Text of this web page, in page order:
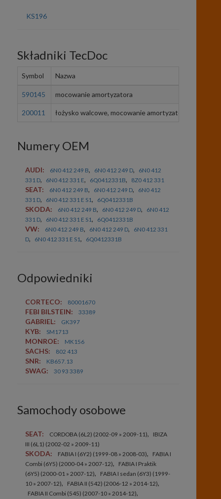
KS196
Składniki TecDoc
Symbol Nazwa
590145 mocowanie amortyzatora
200011 łożysko walcowe, mocowanie amortyzatora
Numery OEM
AUDI: 6N0 412 249 B, 6N0 412 249 D,
6N0 412
331 D, 6N0 412 331 E, 6Q0412331B, 8Z0 412 331
SEAT: 6N0 412 249 B, 6N0 412 249 D,
6N0 412
331 D, 6N0 412 331 E S1, 6Q0412331B
SKODA: 6N0 412 249 B, 6N0 412 249 D,
6N0 412
331 D, 6N0 412 331 E S1, 6Q0412331B
VW: 6N0 412 249 B, 6N0 412 249 D,
6N0 412 331
D, 6N0 412 331 E S1, 6Q0412331B
Odpowiedniki
CORTECO: 80001670
FEBI BILSTEIN: 33389
GABRIEL: GK397
KYB: SM1713
MONROE: MK156
SACHS: 802 413
SNR: KB657.13
SWAG: 30 93 3389
Samochody osobowe
SEAT: CORDOBA (6L2) (2002-09 » 2009-11),
IBIZA
III (6L1) (2002-02 » 2009-11)
SKODA: FABIA I (6Y2) (1999-08 » 2008-03),
FABIA I
Combi (6Y5) (2000-04 » 2007-12),
FABIA I Praktik
(6Y5) (2000-01 » 2007-12),
FABIA I sedan (6Y3) (1999-
10 » 2007-12), FABIA II (542) (2006-12 » 2014-12),
FABIA II Combi (545) (2007-10 » 2014-12),